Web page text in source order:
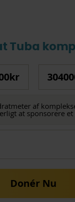
Tuba
af
at sponsorere
Donér Nu